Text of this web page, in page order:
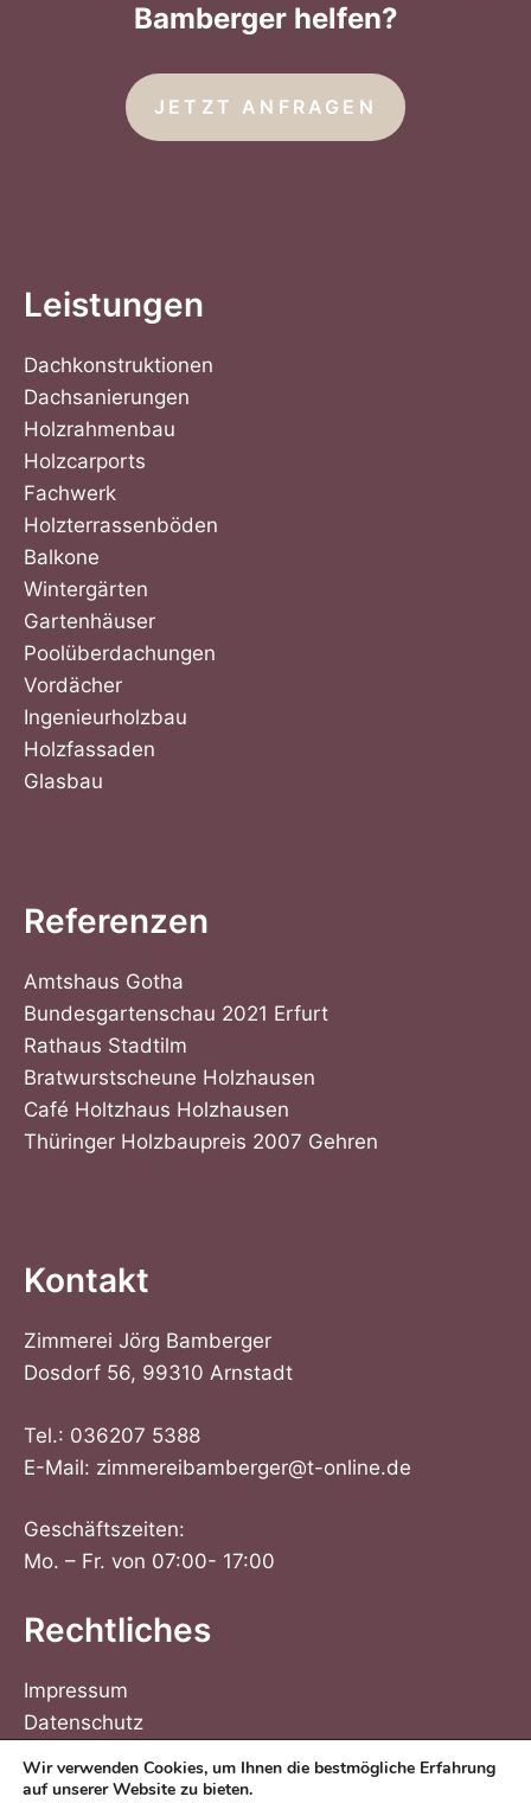
Bamberger helfen?
JETZT ANFRAGEN
Leistungen
Dachkonstruktionen
Dachsanierungen
Holzrahmenbau
Holzcarports
Fachwerk
Holzterrassenböden
Balkone
Wintergärten
Gartenhäuser
Poolüberdachungen
Vordächer
Ingenieurholzbau
Holzfassaden
Glasbau
Referenzen
Amtshaus Gotha
Bundesgartenschau 2021 Erfurt
Rathaus Stadtilm
Bratwurstscheune Holzhausen
Café Holtzhaus Holzhausen
Thüringer Holzbaupreis 2007 Gehren
Kontakt
Zimmerei Jörg Bamberger
Dosdorf 56, 99310 Arnstadt
Tel.: 036207 5388
E-Mail: zimmereibamberger@t-online.de
Geschäftszeiten:
Mo. – Fr. von 07:00- 17:00
Rechtliches
Impressum
Datenschutz
Wir verwenden Cookies, um Ihnen die bestmögliche Erfahrung
auf unserer Website zu bieten.